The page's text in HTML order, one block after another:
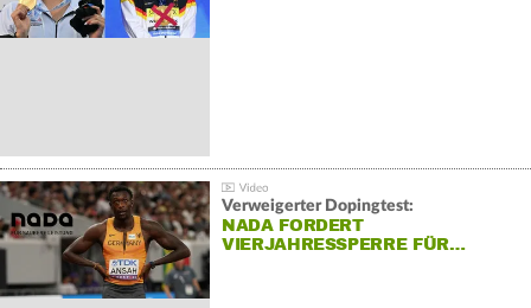
Verweigerter Dopingtest:
NADA FORDERT
VIERJAHRESSPERRE FÜR…